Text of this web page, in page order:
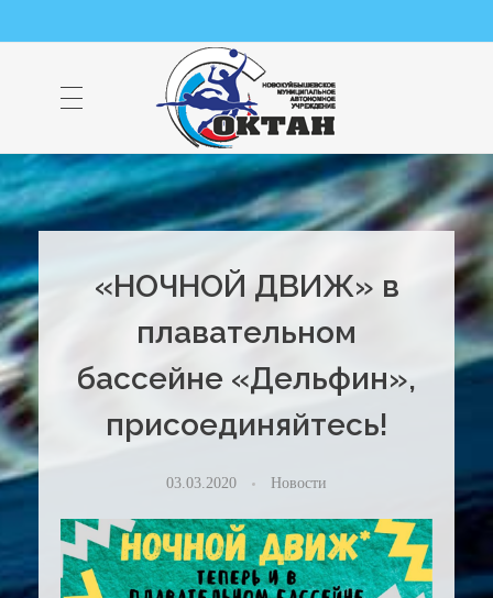
НМАУ "ФОК "ОКТАН" | Официальный сайт
НМАУ "ФОК"ОКТАН". Центр спорта, оздоровления и закаливания. Тел. 8 (84635) 9-68-79
«НОЧНОЙ ДВИЖ» в
плавательном
бассейне «Дельфин»,
присоединяйтесь!
03.03.2020 Новости